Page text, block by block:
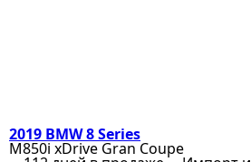
2019 BMW 8 Series
M850i xDrive Gran Coupe